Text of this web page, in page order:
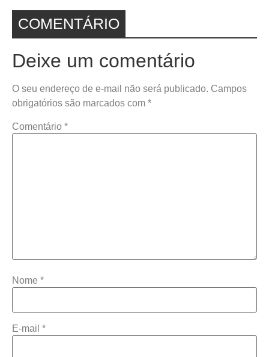
COMENTÁRIO
Deixe um comentário
O seu endereço de e-mail não será publicado. Campos
obrigatórios são marcados com *
Comentário *
Nome *
E-mail *